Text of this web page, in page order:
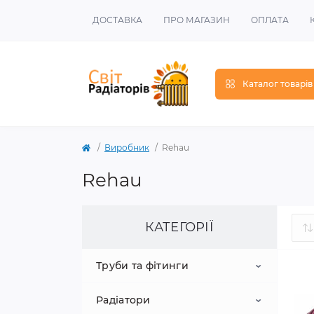
ДОСТАВКА ПРО МАГАЗИН ОПЛАТА
Каталог товарів
Виробник Rehau
Rehau
КАТЕГОРІЇ
Труби та фітинги
Металопластикові труби
Радіатори